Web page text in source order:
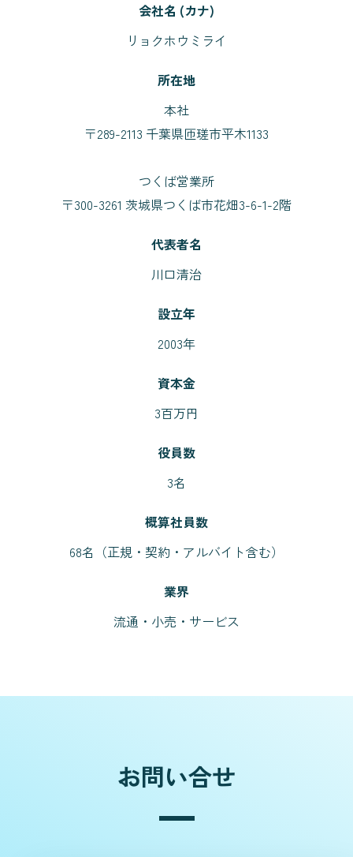
会社名 (カナ)
リョクホウミライ
所在地
本社
〒289-2113 千葉県匝瑳市平木1133
つくば営業所
〒300-3261 茨城県つくば市花畑3-6-1-2階
代表者名
川口清治
設立年
2003年
資本金
3百万円
役員数
3名
概算社員数
68名（正規・契約・アルバイト含む）
業界
流通・小売・サービス
お問い合せ